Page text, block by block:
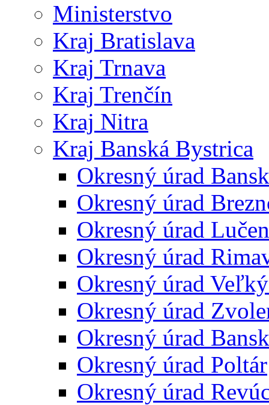
Ministerstvo
Kraj Bratislava
Kraj Trnava
Kraj Trenčín
Kraj Nitra
Kraj Banská Bystrica
Okresný úrad
Okresný úrad
Okresný úrad
Okresný úrad
Okresný úrad
Okresný úrad
Okresný úrad
Okresný úrad Poltár
Okresný úrad